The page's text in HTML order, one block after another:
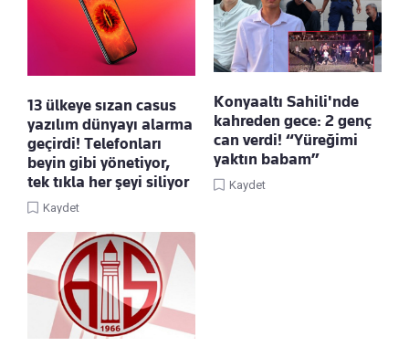
13 ülkeye sızan casus
yazılım dünyayı alarma
geçirdi! Telefonları
beyin gibi yönetiyor,
tek tıkla her şeyi siliyor
Kaydet
Konyaaltı Sahili'nde
kahreden gece: 2 genç
can verdi! “Yüreğimi
yaktın babam”
Kaydet